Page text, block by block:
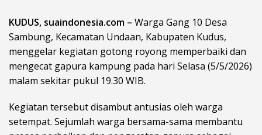
KUDUS, suaindonesia.com – Warga Gang 10 Desa
Sambung, Kecamatan Undaan, Kabupaten Kudus,
menggelar kegiatan gotong royong memperbaiki dan
mengecat gapura kampung pada hari Selasa (5/5/2026)
malam sekitar pukul 19.30 WIB.
Kegiatan tersebut disambut antusias oleh warga
setempat. Sejumlah warga bersama-sama membantu